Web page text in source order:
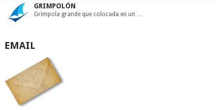
GRIMPOLÓN
Grimpola grande que colocada en un …
EMAIL